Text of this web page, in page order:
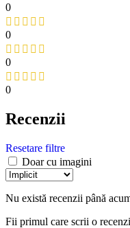
0
0
0
0
Recenzii
Resetare filtre
Doar cu imagini
Nu există recenzii până
Fii primul care scrii o